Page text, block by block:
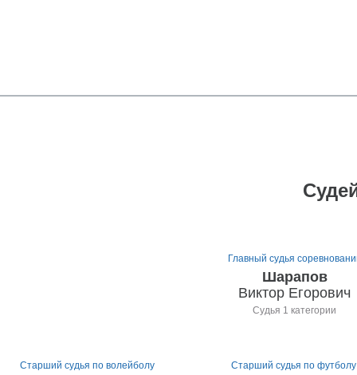
Главный судья
Шарапов
Виктор Егорович
Судья 1 категории
Старший судья по волейболу Старший судья по футболу